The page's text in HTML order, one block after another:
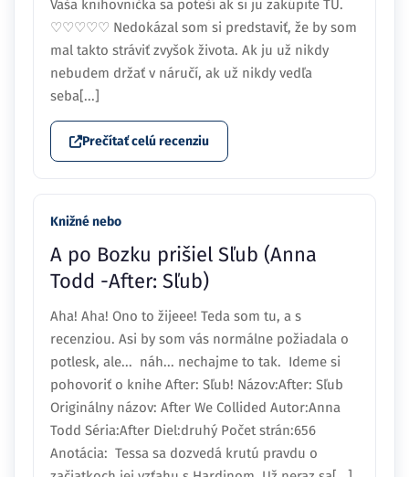
Vaša knihovnička sa poteší ak si ju zakúpite TU.
♡♡♡♡♡ Nedokázal som si predstaviť, že by som
mal takto stráviť zvyšok života. Ak ju už nikdy
nebudem držať v náručí, ak už nikdy vedľa
seba[...]
Prečítať celú recenziu
Knižné nebo
A po Bozku prišiel Sľub (Anna
Todd -After: Sľub)
Aha! Aha! Ono to žijeee! Teda som tu, a s
recenziou. Asi by som vás normálne požiadala o
potlesk, ale... náh... nechajme to tak. Ideme si
pohovoriť o knihe After: Sľub! Názov:After: Sľub
Originálny názov: After We Collided Autor:Anna
Todd Séria:After Diel:druhý Počet strán:656
Anotácia: Tessa sa dozvedá krutú pravdu o